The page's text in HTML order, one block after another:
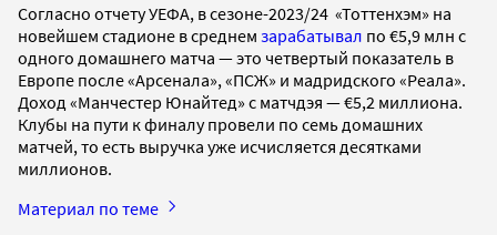
Согласно отчету УЕФА, в сезоне-2023/24 «Тоттенхэм» на
новейшем стадионе в среднем зарабатывал по €5,9 млн с
одного домашнего матча — это четвертый показатель в
Европе после «Арсенала», «ПСЖ» и мадридского «Реала».
Доход «Манчестер Юнайтед» с матчдэя — €5,2 миллиона.
Клубы на пути к финалу провели по семь домашних
матчей, то есть выручка уже исчисляется десятками
миллионов.
Материал по теме